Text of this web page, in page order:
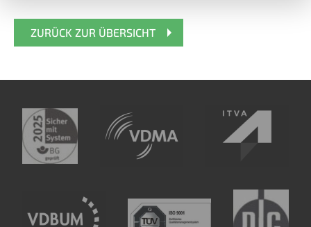
ZURÜCK ZUR ÜBERSICHT